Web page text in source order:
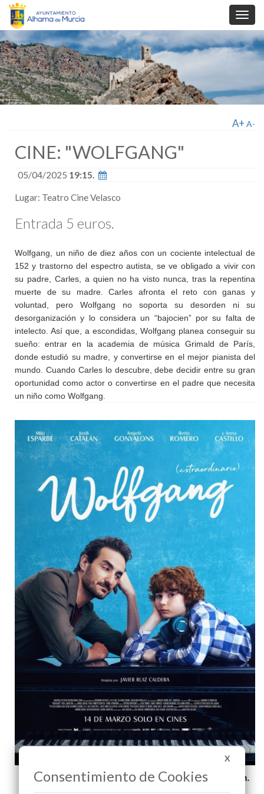
A+ A-
CINE: "WOLFGANG"
05/04/2025 19:15.
Lugar: Teatro Cine Velasco
Entrada 5 euros.
Wolfgang, un niño de diez años con un cociente intelectual de
152 y trastorno del espectro autista, se ve obligado a vivir con
su padre, Carles, a quien no ha visto nunca, tras la repentina
muerte de su madre. Carles afronta el reto con ganas y
voluntad, pero Wolfgang no soporta su desorden ni su
desorganización y lo considera un “bajocien” por su falta de
intelecto. Así que, a escondidas, Wolfgang planea conseguir su
sueño: entrar en la academia de música Grimald de París,
donde estudió su madre, y convertirse en el mejor pianista del
mundo. Cuando Carles lo descubre, debe decidir entre su gran
oportunidad como actor o convertirse en el padre que necesita
un niño como Wolfgang.
X
Consentimiento de Cookies